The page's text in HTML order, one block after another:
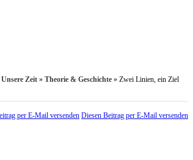
Unsere Zeit » Theorie & Geschichte » Zwei Linien, ein Ziel
Diesen Beitrag per E-Mail versenden